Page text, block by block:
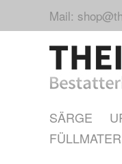
Mail:
SÄRGE